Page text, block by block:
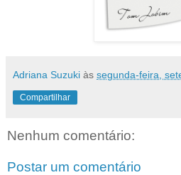
Adriana Suzuki às segunda-feira,
Compartilhar
Nenhum comentário:
Postar um comentário